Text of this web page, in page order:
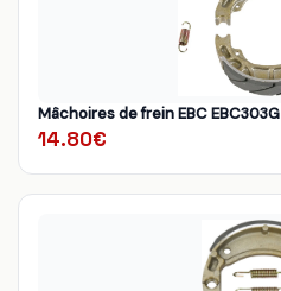
Mâchoires de frein EBC EBC303G
14.80€